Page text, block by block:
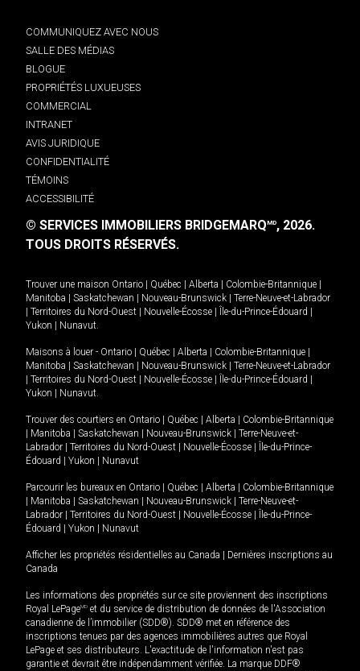
COMMUNIQUEZ AVEC NOUS
SALLE DES MÉDIAS
BLOGUE
PROPRIÉTÉS LUXUEUSES
COMMERCIAL
INTRANET
AVIS JURIDIQUE
CONFIDENTIALITÉ
TÉMOINS
ACCESSIBILITÉ
© SERVICES IMMOBILIERS BRIDGEMARQMD, 2026.
TOUS DROITS RÉSERVÉS.
Trouver une maison Ontario Québec Alberta Colombie-Britannique
Manitoba
Saskatchewan Nouveau-Brunswick
Terre-Neuve-et-Labrador
Territoires du Nord-Ouest Nouvelle-Écosse Île-du-Prince-Édouard
Yukon
Nunavut.
Maisons à louer - Ontario Québec Alberta Colombie-Britannique
Manitoba
Saskatchewan Nouveau-Brunswick
Terre-Neuve-et-Labrador
Territoires du Nord-Ouest Nouvelle-Écosse Île-du-Prince-Édouard
Yukon
Nunavut.
Trouver des courtiers en Ontario Québec Alberta
Colombie-Britannique
Manitoba Saskatchewan Nouveau-Brunswick
Terre-Neuve-et-
Labrador
Territoires du Nord-Ouest Nouvelle-Écosse
Île-du-Prince-
Édouard
Yukon Nunavut
Parcourir les bureaux en Ontario Québec Alberta
Colombie-Britannique
Manitoba Saskatchewan Nouveau-Brunswick
Terre-Neuve-et-
Labrador
Territoires du Nord-Ouest Nouvelle-Écosse
Île-du-Prince-
Édouard
Yukon Nunavut
Afficher les propriétés résidentielles au Canada
Dernières inscriptions au
Canada
Les informations des propriétés sur ce site proviennent des inscriptions
Royal LePageMD et du service de distribution de données de l'Association
canadienne de l’immobilier (SDD®). SDD® met en référence des
inscriptions tenues par des agences immobilières autres que Royal
LePage et ses distributeurs. L'exactitude de l'information n'est pas
garantie et devrait être indépendamment vérifiée. La marque DDF®